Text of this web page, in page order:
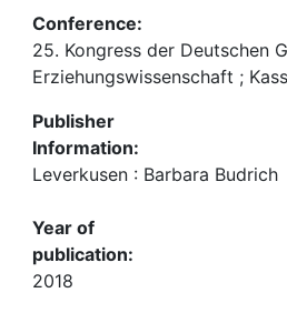
Conference:
25. Kongress der Deutschen
Erziehungswissenschaft ;
Publisher
Information:
Leverkusen : Barbara Budrich
Year of
publication:
2018